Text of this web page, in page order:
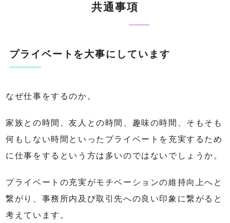
共通事項
プライベートを大事にしています
なぜ仕事をするのか。
家族との時間、友人との時間、趣味の時間、そもそも
何もしない時間といったプライベートを充実するため
に仕事をするという方は多いのではないでしょうか。
プライベートの充実がモチベーションの維持向上へと
繋がり、事務所内及び取引先への良い印象に繋がると
考えています。